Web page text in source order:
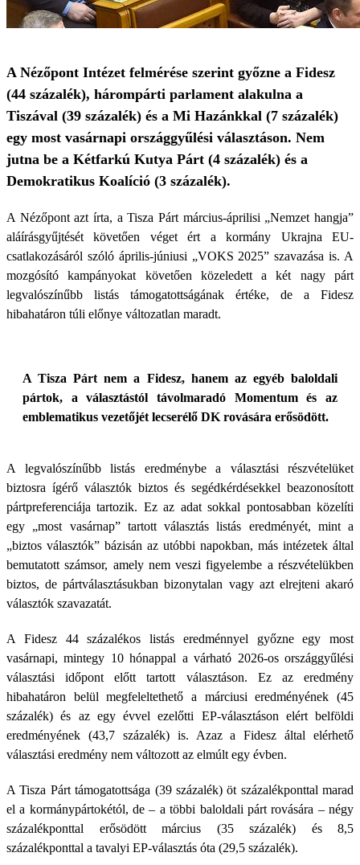
A Nézőpont Intézet felmérése szerint győzne a Fidesz
(44 százalék), hárompárti parlament alakulna a
Tiszával (39 százalék) és a Mi Hazánkkal (7 százalék)
egy most vasárnapi országgyűlési választáson. Nem
jutna be a Kétfarkú Kutya Párt (4 százalék) és a
Demokratikus Koalíció (3 százalék).
A Nézőpont azt írta, a Tisza Párt március-áprilisi „Nemzet hangja”
aláírásgyűjtését követően véget ért a kormány Ukrajna EU-
csatlakozásáról szóló április-júniusi „VOKS 2025” szavazása is. A
mozgósító kampányokat követően közeledett a két nagy párt
legvalószínűbb listás támogatottságának értéke, de a Fidesz
hibahatáron túli előnye változatlan maradt.
A Tisza Párt nem a Fidesz, hanem az egyéb baloldali
pártok, a választástól távolmaradó Momentum és az
emblematikus vezetőjét lecserélő DK rovására erősödött.
A legvalószínűbb listás eredménybe a választási részvételüket
biztosra ígérő választók biztos és segédkérdésekkel beazonosított
pártpreferenciája tartozik. Ez az adat sokkal pontosabban közelíti
egy „most vasárnap” tartott választás listás eredményét, mint a
„biztos választók” bázisán az utóbbi napokban, más intézetek által
bemutatott számsor, amely nem veszi figyelembe a részvételükben
biztos, de pártválasztásukban bizonytalan vagy azt elrejteni akaró
választók szavazatát.
A Fidesz 44 százalékos listás eredménnyel győzne egy most
vasárnapi, mintegy 10 hónappal a várható 2026-os országgyűlési
választási időpont előtt tartott választáson. Ez az eredmény
hibahatáron belül megfeleltethető a márciusi eredményének (45
százalék) és az egy évvel ezelőtti EP-választáson elért belföldi
eredményének (43,7 százalék) is. Azaz a Fidesz által elérhető
választási eredmény nem változott az elmúlt egy évben.
A Tisza Párt támogatottsága (39 százalék) öt százalékponttal marad
el a kormánypártokétól, de – a többi baloldali párt rovására – négy
százalékponttal erősödött március (35 százalék) és 8,5
százalékponttal a tavalyi EP-választás óta (29,5 százalék).